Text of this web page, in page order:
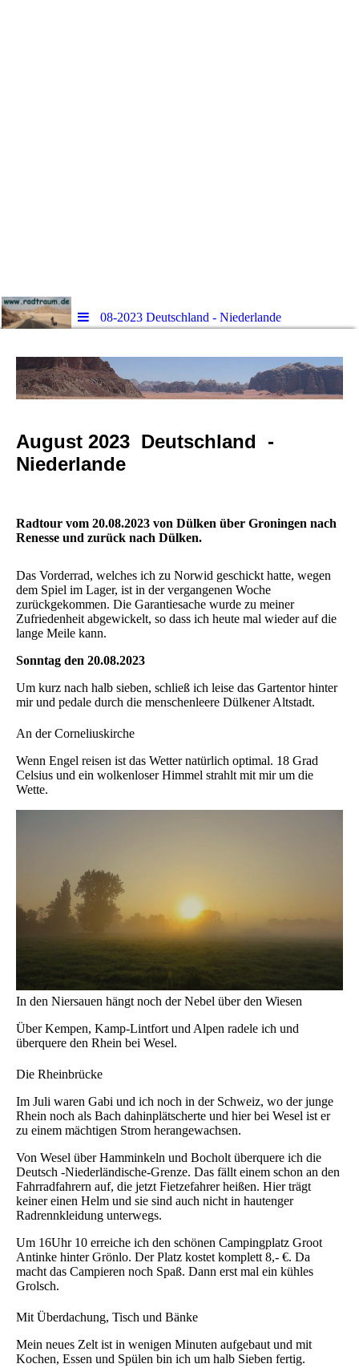
08-2023 Deutschland - Niederlande
August 2023 Deutschland -
Niederlande
Radtour vom 20.08.2023 von Dülken über Groningen nach
Renesse und zurück nach Dülken.
Das Vorderrad, welches ich zu Norwid geschickt hatte, wegen
dem Spiel im Lager, ist in der vergangenen Woche
zurückgekommen. Die Garantiesache wurde zu meiner
Zufriedenheit abgewickelt, so dass ich heute mal wieder auf die
lange Meile kann.
Sonntag den 20.08.2023
Um kurz nach halb sieben, schließ ich leise das Gartentor hinter
mir und pedale durch die menschenleere Dülkener Altstadt.
An der Corneliuskirche
Wenn Engel reisen ist das Wetter natürlich optimal. 18 Grad
Celsius und ein wolkenloser Himmel strahlt mit mir um die
Wette.
In den Niersauen hängt noch der Nebel über den Wiesen
Über Kempen, Kamp-Lintfort und Alpen radele ich und
überquere den Rhein bei Wesel.
Die Rheinbrücke
Im Juli waren Gabi und ich noch in der Schweiz, wo der junge
Rhein noch als Bach dahinplätscherte und hier bei Wesel ist er
zu einem mächtigen Strom herangewachsen.
Von Wesel über Hamminkeln und Bocholt überquere ich die
Deutsch -Niederländische-Grenze. Das fällt einem schon an den
Fahrradfahrern auf, die jetzt Fietzefahrer heißen. Hier trägt
keiner einen Helm und sie sind auch nicht in hautenger
Radrennkleidung unterwegs.
Um 16Uhr 10 erreiche ich den schönen Campingplatz Groot
Antinke hinter Grönlo. Der Platz kostet komplett 8,- €. Da
macht das Campieren noch Spaß. Dann erst mal ein kühles
Grolsch.
Mit Überdachung, Tisch und Bänke
Mein neues Zelt ist in wenigen Minuten aufgebaut und mit
Kochen, Essen und Spülen bin ich um halb Sieben fertig.